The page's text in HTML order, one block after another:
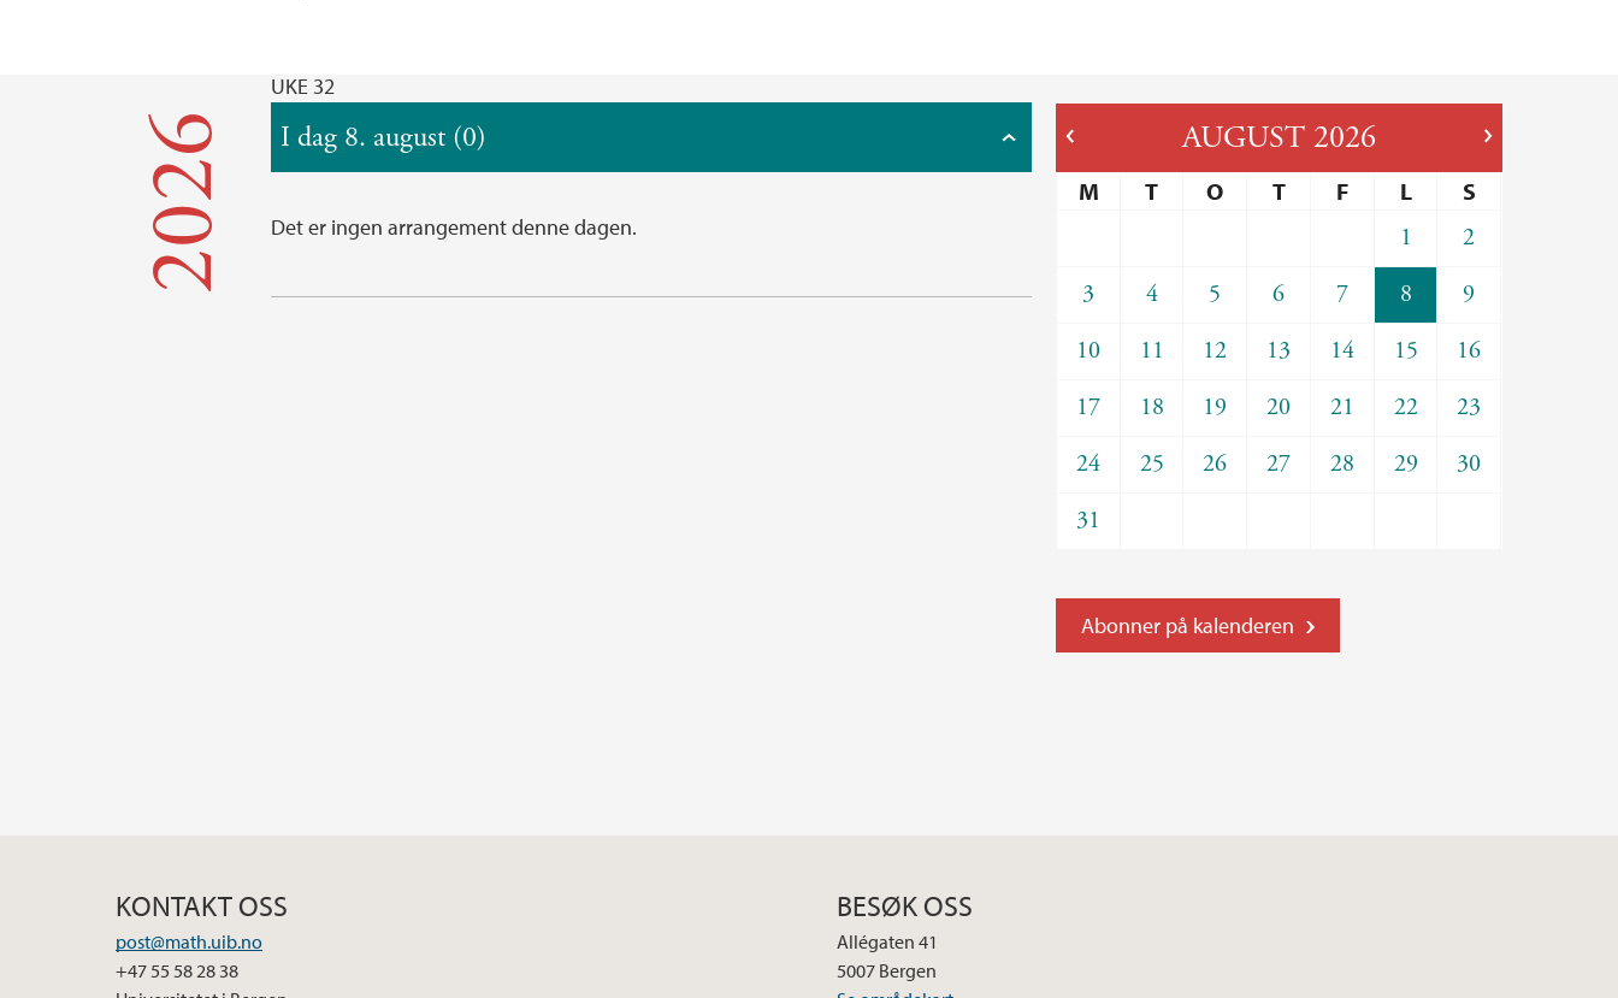
AUGUST 2026
M T O T F L
S
1
2
3
4 5 6 7 8
9
10
11 12 13 14 15
16
17
18 19 20 21 22
23
24
25 26 27 28 29
30
31
Abonner på kalenderen
2026
UKE 32
I dag 8. august (0)
Det er ingen arrangement denne dagen.
KONTAKT OSS
post@math.uib.no
+47 55 58 28 38
BESØK OSS
Allégaten 41
5007 Bergen